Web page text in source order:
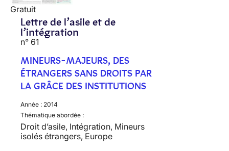
Gratuit
Lettre de l’asile et de
l’intégration
n° 61
MINEURS-MAJEURS, DES
ÉTRANGERS SANS DROITS PAR
LA GRÂCE DES INSTITUTIONS
Année : 2014
Thématique abordée :
Droit d’asile, Intégration, Mineurs
isolés étrangers, Europe